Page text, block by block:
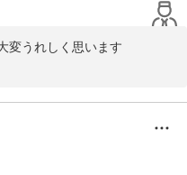
変うれしく思います
力して参ります。